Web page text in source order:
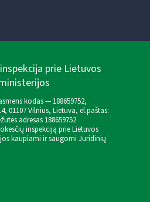
prie Lietuvos
kodas — 188659752,
01107 Vilnius, Lietuva, el.paštas:
adresas 188659752
inspekciją prie Lietuvos
kaupiami ir saugomi Juridinių